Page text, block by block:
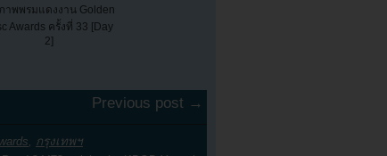
าพพรมแดงงาน Golden
Awards ครั้งที่ 33 [Day
2]
Previous post →
กรุงเทพฯ